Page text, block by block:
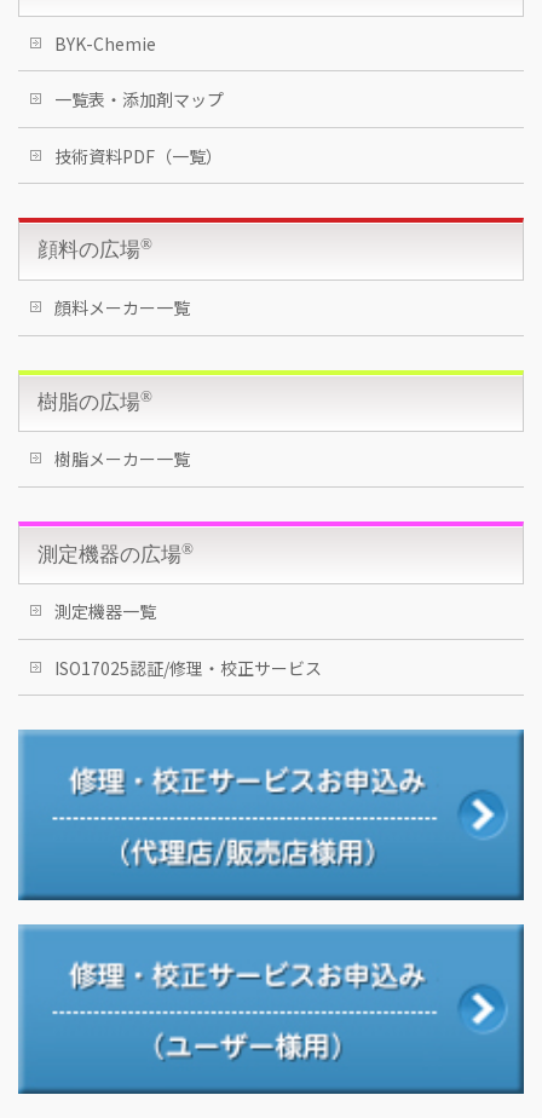
BYK-Chemie
一覧表・添加剤マップ
湿潤分散剤（溶剤系）
湿潤分散剤（水系）
表面調整剤（シリコン系）
表面調整剤（アクリル系）
表面調整剤（その他）
消泡剤（溶剤系）
消泡剤（水系）
レベリング剤（溶剤系・水系）
ナノ粒子ディスパージョン
乾き防止剤
層状無機添加剤（溶剤系・水系）
レオロジーコントロール剤
密着性付与剤
粉体塗料用（添加剤）
粉体塗料用（ワックス剤）
機能性ワックス添加剤
技術資料PDF（一覧）
顔料の広場®
顔料メーカー一覧
樹脂の広場®
樹脂メーカー一覧
測定機器の広場®
測定機器一覧
ISO17025認証/修理・校正サービス